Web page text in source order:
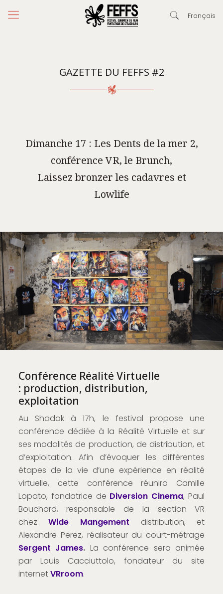
Français
GAZETTE DU FEFFS #2
Dimanche 17 : Les Dents de la mer 2,
conférence VR, le Brunch,
Laissez bronzer les cadavres et
Lowlife
Conférence Réalité Virtuelle
: production, distribution,
exploitation
Au Shadok à 17h, le festival propose une
conférence dédiée à la Réalité Virtuelle et sur
ses modalités de production, de distribution, et
d’exploitation. Afin d’évoquer les différentes
étapes de la vie d’une expérience en réalité
virtuelle, cette conférence réunira Camille
Lopato, fondatrice de Diversion Cinema, Paul
Bouchard, responsable de la section VR
chezWide Mangement distribution, et
Alexandre Perez, réalisateur du court-métrage
Sergent James. La conférence sera animée
par Louis Cacciuttolo, fondateur du site
internetVRroom.